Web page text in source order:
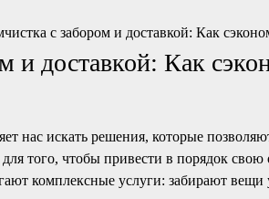
с забором и доставкой: Как
и доставкой: Как
нас искать решения, которые
того, чтобы привести в порядок
комплексные услуги: забирают вещи